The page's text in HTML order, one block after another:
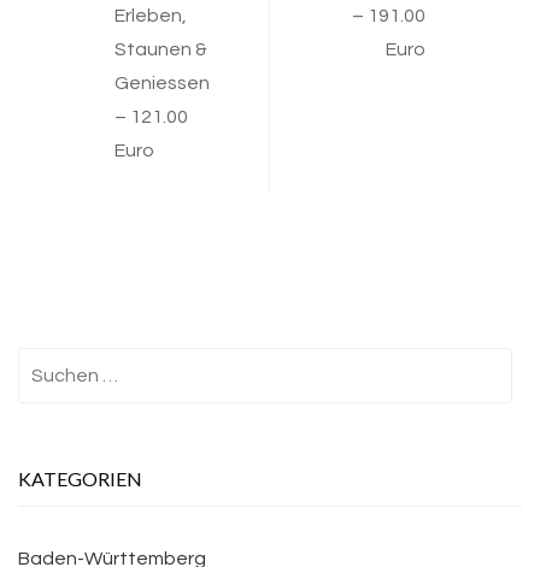
Erleben,
Staunen &
Geniessen
– 121.00
Euro
– 191.00
Euro
KATEGORIEN
Baden-Württemberg